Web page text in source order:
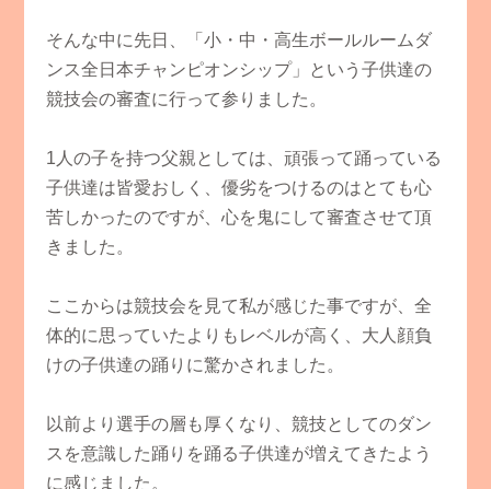
そんな中に先日、「小・中・高生ボールルームダ
ンス全日本チャンピオンシップ」という子供達の
競技会の審査に行って参りました。
1 人の子を持つ父親としては、頑張って踊っている
子供達は皆愛おしく、優劣をつけるのはとても心
苦しかったのですが、心を鬼にして審査させて頂
きました。
ここからは競技会を見て私が感じた事ですが、全
体的に思っていたよりもレベルが高く、大人顔負
けの子供達の踊りに驚かされました。
以前より選手の層も厚くなり、競技としてのダン
スを意識した踊りを踊る子供達が増えてきたよう
に感じました。